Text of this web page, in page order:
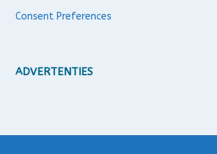
Consent Preferences
ADVERTENTIES